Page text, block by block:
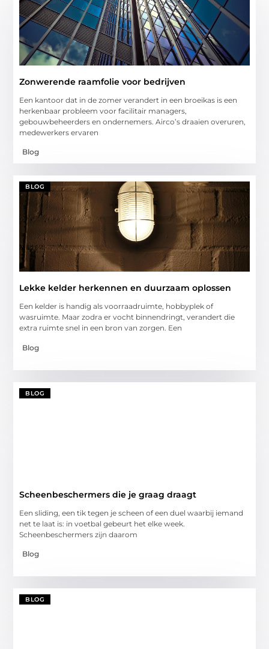
Zonwerende raamfolie voor bedrijven
Een kantoor dat in de zomer verandert in een broeikas is een
herkenbaar probleem voor facilitair managers,
gebouwbeheerders en ondernemers. Airco’s draaien overuren,
medewerkers ervaren
Blog
BLOG
Lekke kelder herkennen en duurzaam oplossen
Een kelder is handig als voorraadruimte, hobbyplek of
wasruimte. Maar zodra er vocht binnendringt, verandert die
extra ruimte snel in een bron van zorgen. Een
Blog
BLOG
Scheenbeschermers die je graag draagt
Een sliding, een tik tegen je scheen of een duel waarbij iemand
net te laat is: in voetbal gebeurt het elke week.
Scheenbeschermers zijn daarom
Blog
BLOG